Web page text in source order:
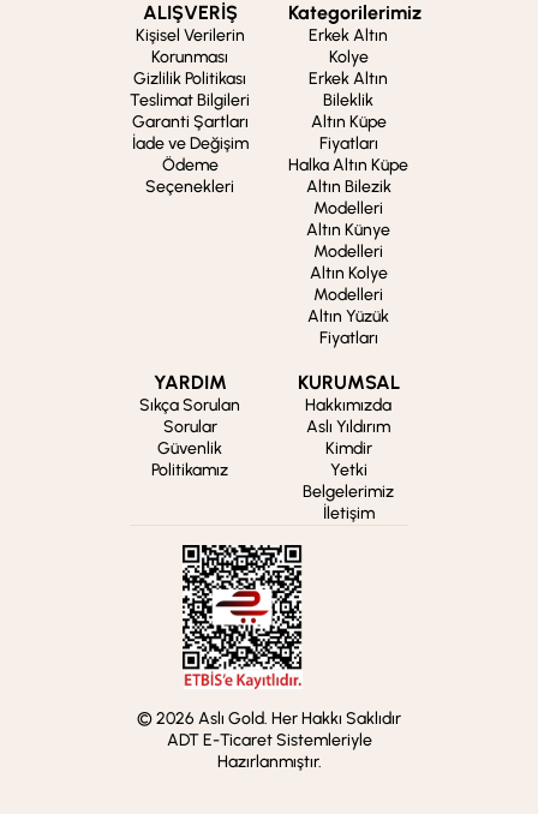
ALIŞVERİŞ
Kişisel Verilerin
Korunması
Gizlilik Politikası
Teslimat Bilgileri
Garanti Şartları
İade ve Değişim
Ödeme
Seçenekleri
Kategorilerimiz
Erkek Altın
Kolye
Erkek Altın
Bileklik
Altın Küpe
Fiyatları
Halka Altın Küpe
Altın Bilezik
Modelleri
Altın Künye
Modelleri
Altın Kolye
Modelleri
Altın Yüzük
Fiyatları
YARDIM
Sıkça Sorulan
Sorular
Güvenlik
Politikamız
KURUMSAL
Hakkımızda
Aslı Yıldırım
Kimdir
Yetki
Belgelerimiz
İletişim
© 2026 Aslı Gold. Her Hakkı Saklıdır
ADT E-Ticaret Sistemleriyle
Hazırlanmıştır.